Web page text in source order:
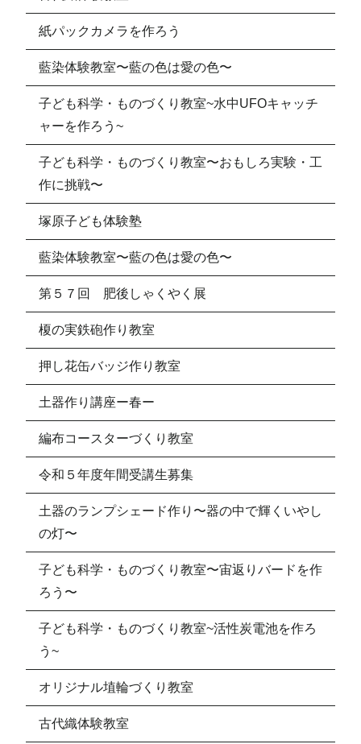
紙パックカメラを作ろう
藍染体験教室〜藍の色は愛の色〜
子ども科学・ものづくり教室~水中UFOキャッチ
ャーを作ろう~
子ども科学・ものづくり教室〜おもしろ実験・工
作に挑戦〜
塚原子ども体験塾
藍染体験教室〜藍の色は愛の色〜
第５７回 肥後しゃくやく展
榎の実鉄砲作り教室
押し花缶バッジ作り教室
土器作り講座ー春ー
編布コースターづくり教室
令和５年度年間受講生募集
土器のランプシェード作り〜器の中で輝くいやし
の灯〜
子ども科学・ものづくり教室〜宙返りバードを作
ろう〜
子ども科学・ものづくり教室~活性炭電池を作ろ
う~
オリジナル埴輪づくり教室
古代織体験教室